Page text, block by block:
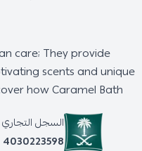
care; They provide
scents and unique
how Caramel Bath
السجل التجاري
4030223598